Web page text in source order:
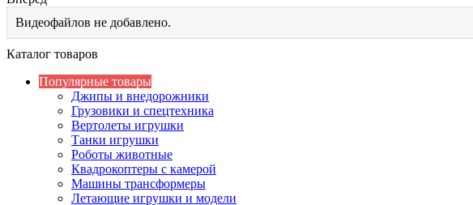
Видеофайлов не добавлено.
Каталог товаров
Популярные товары
Джипы и внедорожники
Грузовики и спецтехника
Вертолеты игрушки
Танки игрушки
Роботы животные
Квадрокоптеры с камерой
Машины трансформеры
Летающие игрушки и модели